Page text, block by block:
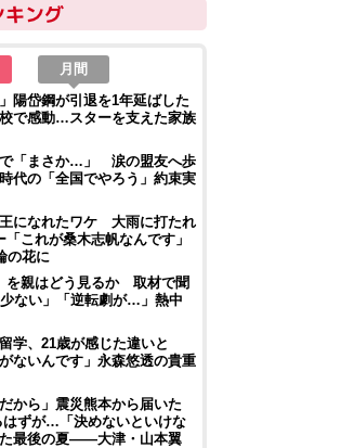
月間
陽岱鋼が引退を1年延ばした
で感動…スターを支えた家族
「まさか…」 涙の盟友へ歩
代の「全国でやろう」約束実
になれたワケ 大雨に打たれ
これが桑木志帆なんです」
の花に
を親はどう見るか 取材で聞
ない」「逆転劇が…」熱中
学、21歳が感じた違いと
ないんです」永森悠透の貴重
から」震災熊本から届いた
ずが…「決めないといけな
最後の夏――大津・山本翼